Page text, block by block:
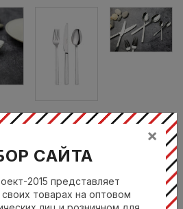
×
САЙТА
2015 представляет
товарах на оптовом